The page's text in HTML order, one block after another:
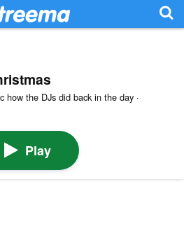
how the DJs did back in the day ·
Play